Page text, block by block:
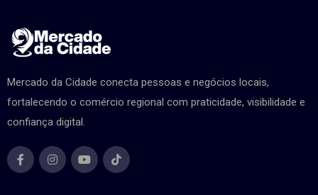
Mercado da Cidade conecta pessoas e negócios locais,
fortalecendo o comércio regional com praticidade, visibilidade e
confiança digital.